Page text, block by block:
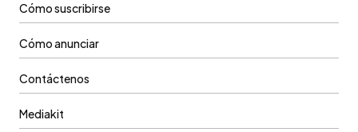
Cómo suscribirse
Cómo anunciar
Contáctenos
Mediakit